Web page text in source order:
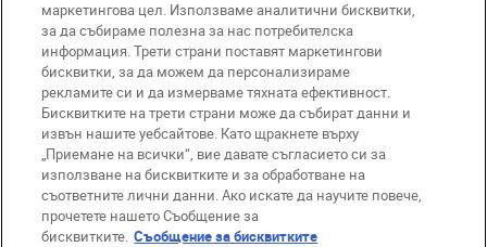
Лента за носене
на ръка 31044
КУПЕТЕ СЕГА
маркетингова цел. Използваме аналитични бисквитки,
за да събираме полезна за нас потребителска
информация. Трети страни поставят маркетингови
бисквитки, за да можем да персонализираме
рекламите си и да измерваме тяхната ефективност.
Бисквитките на трети страни може да събират данни и
извън нашите уебсайтове. Като щракнете върху
„Приемане на всички“, вие давате съгласието си за
използване на бисквитките и за обработване на
съответните лични данни. Ако искате да научите повече,
прочетете нашето Съобщение за
бисквитките. Съобщение за бисквитките